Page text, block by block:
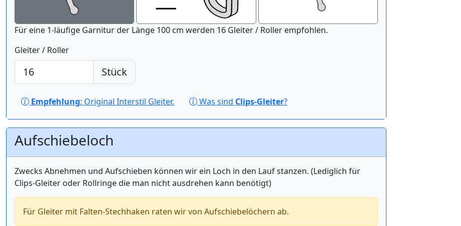
Für eine 1-läufige Garnitur der Länge 100 cm werden 16 Gleiter / Roller empfohlen.
Gleiter / Roller
Stück
Empfehlung: Original Interstil Gleiter. Was sind Clips-Gleiter?
Aufschiebeloch
Zwecks Abnehmen und Aufschieben können wir ein Loch in den Lauf stanzen. (Lediglich für
Clips-Gleiter oder Rollringe die man nicht ausdrehen kann benötigt)
Für Gleiter mit Falten-Stechhaken raten wir von Aufschiebelöchern ab.